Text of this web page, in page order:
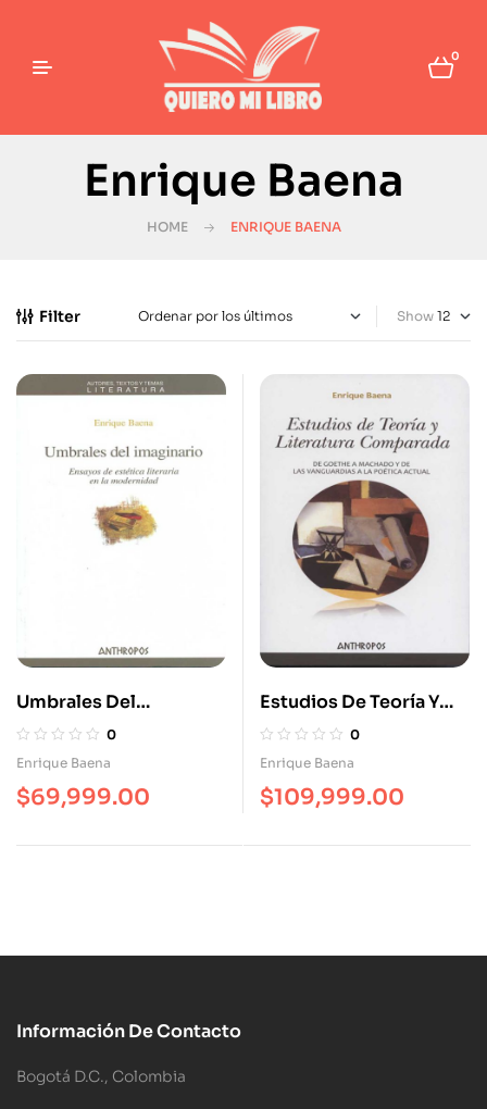
0
Enrique Baena
HOME ENRIQUE BAENA
Filter Show
Umbrales Del
Imaginario. Ensayos De
Estética Literaria En La
0
Enrique Baena
$69,999.00
Estudios De Teoría Y
Literatura Comparada
0
Enrique Baena
$109,999.00
Información De Contacto
Bogotá D.C., Colombia